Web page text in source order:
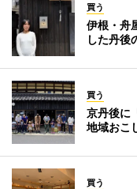
買う
伊根・舟
した丹後
買う
京丹後に
地域おこ
買う